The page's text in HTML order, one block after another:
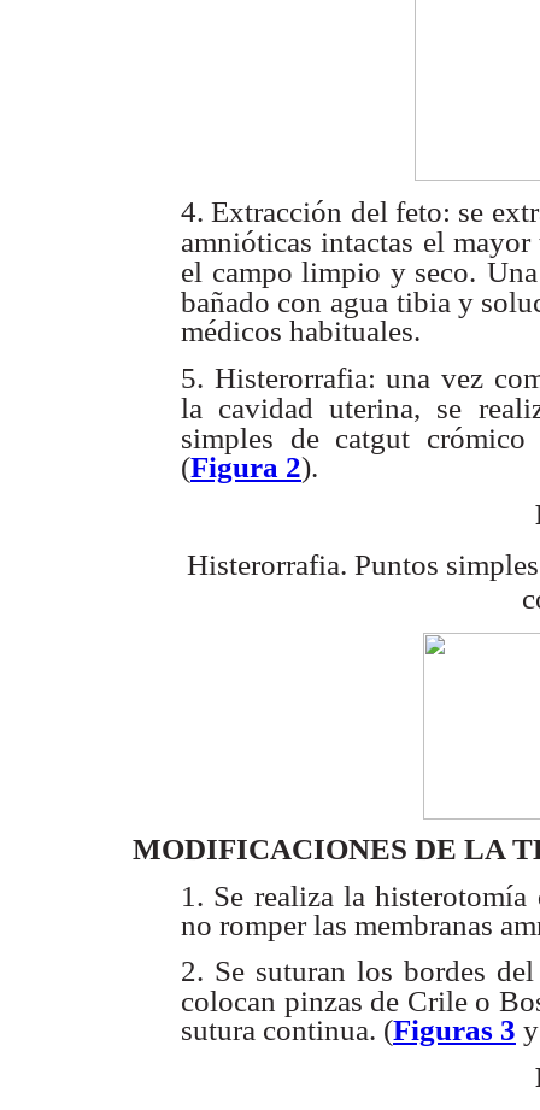
4. Extracción del feto: se
amnióticas intactas el mayor
el campo limpio y seco.
bañado con agua tibia y
médicos habituales.
5. Histerorrafia: una vez
la cavidad uterina, se
simples de catgut
(Figura 2).
Histerorrafia. Puntos
MODIFICACIONES DE LA
1. Se realiza la
no romper las membranas
2. Se suturan los bordes
colocan pinzas de Crile o
sutura continua. (Figuras 3